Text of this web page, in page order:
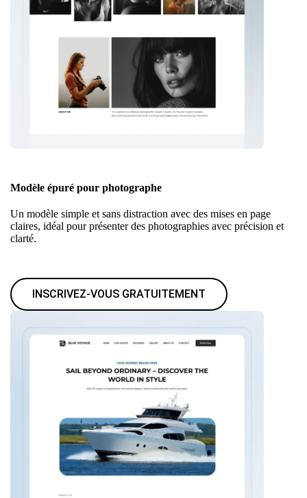
Modèle épuré pour photographe
Un modèle simple et sans distraction avec des mises en page
claires, idéal pour présenter des photographies avec précision et
clarté.
INSCRIVEZ-VOUS GRATUITEMENT